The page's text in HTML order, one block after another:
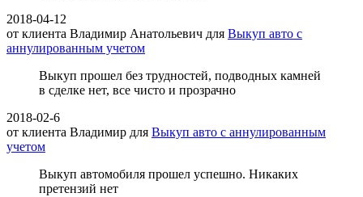
2018-04-12
от клиента Владимир Анатольевич для Выкуп авто с
аннулированным учетом
Выкуп прошел без трудностей, подводных камней
в сделке нет, все чисто и прозрачно
2018-02-6
от клиента Владимир для Выкуп авто с аннулированным
учетом
Выкуп автомобиля прошел успешно. Никаких
претензий нет